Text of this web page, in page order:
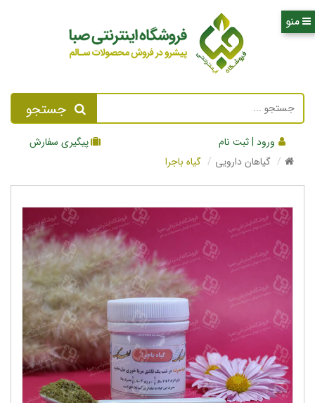
جستجو
ورود | ثبت نام
پیگیری سفارش
گیاهان دارویی
گیاه باجرا